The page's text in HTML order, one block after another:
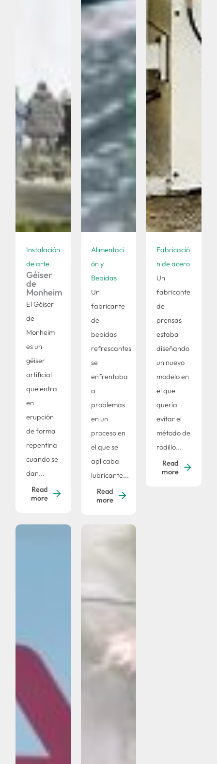
Instalación
de arte
Géiser
de
Monheim
El Géiser
de
Monheim
es un
géiser
artificial
que entra
en
erupción
de forma
repentina
cuando se
dan...
Read
more
Alimentaci
ón y
Bebidas
Un
fabricante
de
bebidas
refrescantes
se
enfrentaba
a
problemas
en un
proceso en
el que se
aplicaba
lubricante...
Read
more
Fabricació
n de acero
Un
fabricante
de
prensas
estaba
diseñando
un nuevo
modelo en
el que
quería
evitar el
método de
rodillo...
Read
more